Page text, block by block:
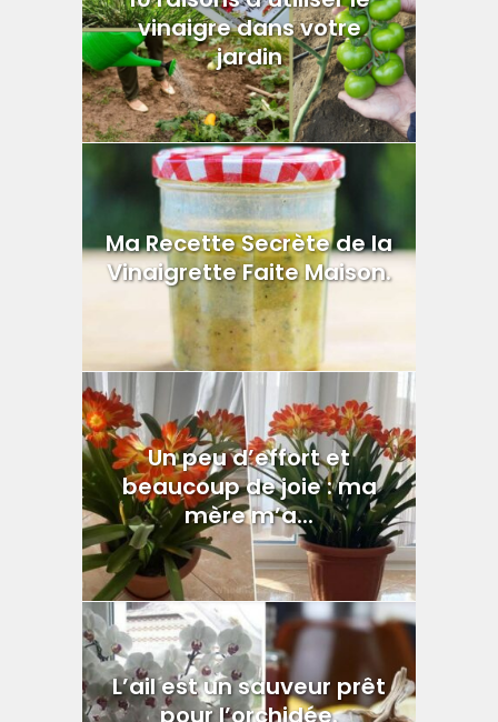
vinaigre dans votre
jardin
Ma Recette Secrète de la
Vinaigrette Faite Maison.
Un peu d’effort et
beaucoup de joie : ma
mère m’a...
L’ail est un sauveur prêt
pour l’orchidée.